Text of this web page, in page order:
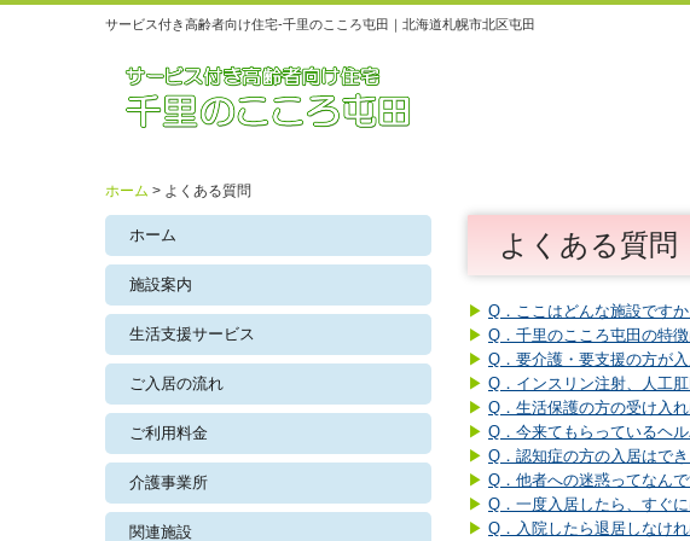
サービス付き高齢者向け住宅-千里のこころ屯田｜北海道札幌市北区屯田
ホーム よくある質問
ホーム
施設案内
生活支援サービス
ご入居の流れ
ご利用料金
介護事業所
関連施設
よくある質問
▶ Q．ここはどんな施設です
▶ Q．千里のこころ屯田の特徴
▶ Q．要介護・要支援の方が入
▶ Q．インスリン注射、人工
▶ Q．生活保護の方の受け入れ
▶ Q．今来てもらっているヘ
▶ Q．認知症の方の入居はで
▶ Q．他者への迷惑ってなんで
▶ Q．一度入居したら、すぐ
▶ Q．入院したら退居しなけれ